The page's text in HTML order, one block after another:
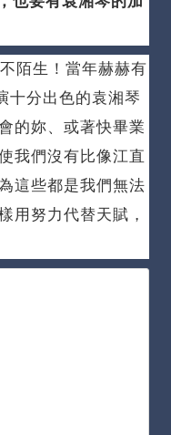
陌生！ 當年赫赫有
十分出色的袁湘琴
的妳、或著快畢業
我們沒有比像江直
這些都是我們無法
用努力代替天賦，